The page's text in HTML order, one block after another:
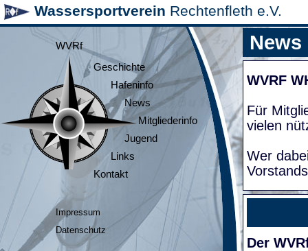
Wassersportverein Rechtenfleth e.V.
WVRf
Geschichte
Hafeninfo
News
Mitgliederinfo
Jugend
Links
Kontakt
Impressum
Datenschutz
News
WVRF
Für
vielen
Wer
Der